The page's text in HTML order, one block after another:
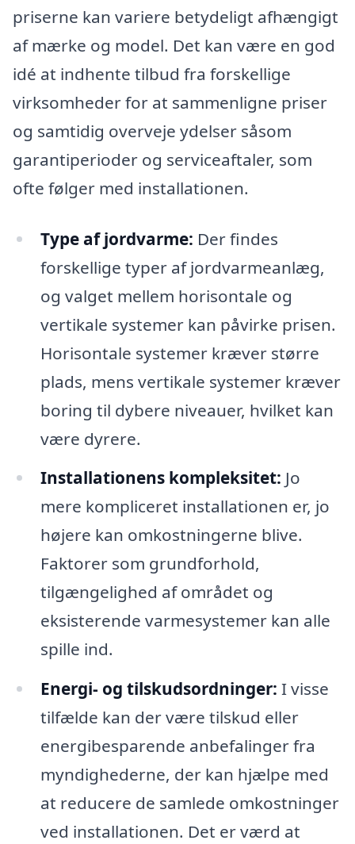
priserne kan variere betydeligt afhængigt
af mærke og model. Det kan være en god
idé at indhente tilbud fra forskellige
virksomheder for at sammenligne priser
og samtidig overveje ydelser såsom
garantiperioder og serviceaftaler, som
ofte følger med installationen.
Type af jordvarme: Der findes
forskellige typer af jordvarmeanlæg,
og valget mellem horisontale og
vertikale systemer kan påvirke prisen.
Horisontale systemer kræver større
plads, mens vertikale systemer kræver
boring til dybere niveauer, hvilket kan
være dyrere.
Installationens kompleksitet: Jo
mere kompliceret installationen er, jo
højere kan omkostningerne blive.
Faktorer som grundforhold,
tilgængelighed af området og
eksisterende varmesystemer kan alle
spille ind.
Energi- og tilskudsordninger: I visse
tilfælde kan der være tilskud eller
energibesparende anbefalinger fra
myndighederne, der kan hjælpe med
at reducere de samlede omkostninger
ved installationen. Det er værd at